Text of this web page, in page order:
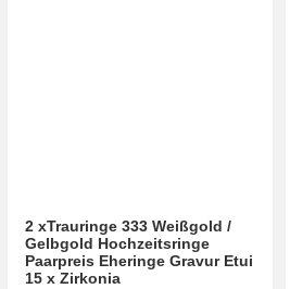
2 xTrauringe 333 Weißgold /
Gelbgold Hochzeitsringe
Paarpreis Eheringe Gravur Etui
15 x Zirkonia